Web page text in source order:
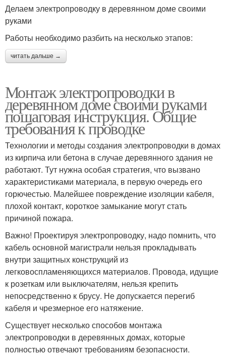
Делаем электропроводку в деревянном доме своими
руками
Работы необходимо разбить на несколько этапов:
читать дальше →
Монтаж электропроводки в
деревянном доме своими руками
пошаговая инструкция. Общие
требования к проводке
Технологии и методы создания электропроводки в домах
из кирпича или бетона в случае деревянного здания не
работают. Тут нужна особая стратегия, что вызвано
характеристиками материала, в первую очередь его
горючестью. Малейшее повреждение изоляции кабеля,
плохой контакт, короткое замыкание могут стать
причиной пожара.
Важно! Проектируя электропроводку, надо помнить, что
кабель основной магистрали нельзя прокладывать
внутри защитных конструкций из
легковоспламеняющихся материалов. Провода, идущие
к розеткам или выключателям, нельзя крепить
непосредственно к брусу. Не допускается перегиб
кабеля и чрезмерное его натяжение.
Существует несколько способов монтажа
электропроводки в деревянных домах, которые
полностью отвечают требованиям безопасности.